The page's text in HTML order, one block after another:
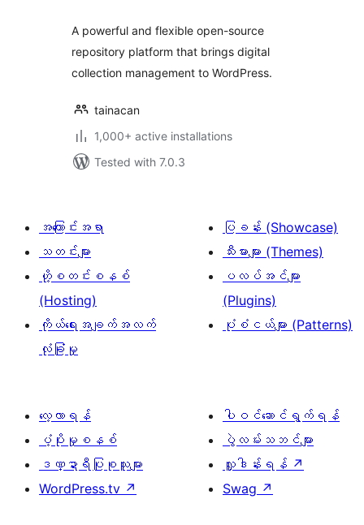
A powerful and flexible open-source
repository platform that brings digital
collection management to WordPress.
tainacan
1,000+ active installations
Tested with 7.0.3
အကြောင်းအရာ
သတင်းများ
ဟို့စတင်းစနစ်
(Hosting)
ကိုယ်ရေးအချက်အလက်
လုံခြုံမှု
ပြခန်း (Showcase)
သီးမားများ (Themes)
ပလပ်အင်များ
(Plugins)
ပုံစံငယ်များ (Patterns)
လေ့လာရန်
ပံ့ပိုးမှုစနစ်
ဒဏ္ဍာရီပြုစုသူများ
WordPress.tv ↗
ပါဝင်ဆောင်ရွက်ရန်
ပွဲလမ်းသဘင်များ
လှူဒါန်းရန် ↗
Swag ↗